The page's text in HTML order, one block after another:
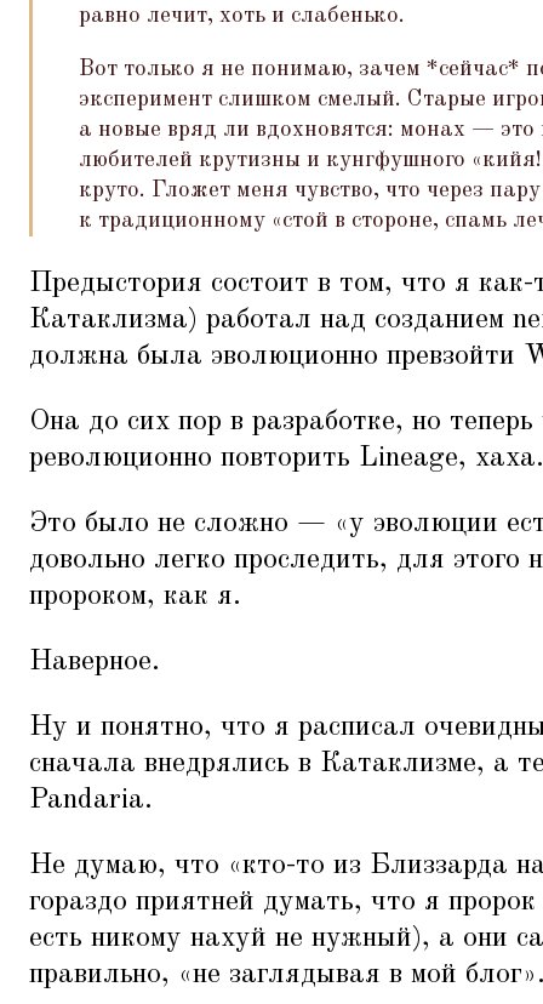
равно лечит, хоть и слабенько.
Вот только я не понимаю, зачем *сейчас*
эксперимент слишком смелый. Старые
а новые вряд ли вдохновятся: монах — это
любителей крутизны и кунгфушного «
круто. Гложет меня чувство, что через
к традиционному «стой в стороне, спамь
Предыстория состоит в том, что я
Катаклизма) работал над созданием
должна была эволюционно превзойти
Она до сих пор в разработке, но
революционно повторить Lineage, хаха.
Это было не сложно — «у эволюции
довольно легко проследить, для этого
пророком, как я.
Наверное.
Ну и понятно, что я расписал
сначала внедрялись в Катаклизме, а
Pandaria.
Не думаю, что «кто-то из Близзарда
гораздо приятней думать, что я
есть никому нахуй не нужный), а они
правильно, «не заглядывая в мой